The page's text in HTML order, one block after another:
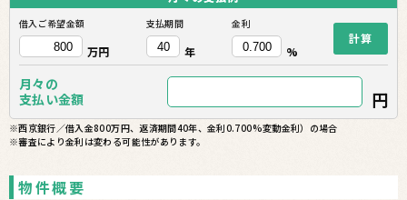
借入ご希望金額
万円
支払期間
年
金利
%
計算
月々の
支払い金額
円
※西京銀行／借入金800万円、返済期間40年、金利0.700%変動金利）の場合
※審査により金利は変わる可能性があります。
物件概要